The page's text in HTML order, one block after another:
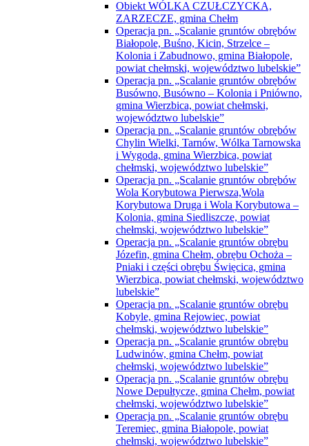
Obiekt WÓLKA CZUŁCZYCKA,
ZARZECZE, gmina Chełm
Operacja pn. „Scalanie gruntów obrębów
Białopole, Buśno, Kicin, Strzelce –
Kolonia i Zabudnowo, gmina Białopole,
powiat chełmski, województwo lubelskie”
Operacja pn. „Scalanie gruntów obrębów
Busówno, Busówno – Kolonia i Pniówno,
gmina Wierzbica, powiat chełmski,
województwo lubelskie”
Operacja pn. „Scalanie gruntów obrębów
Chylin Wielki, Tarnów, Wólka Tarnowska
i Wygoda, gmina Wierzbica, powiat
chełmski, województwo lubelskie”
Operacja pn. „Scalanie gruntów obrębów
Wola Korybutowa Pierwsza,Wola
Korybutowa Druga i Wola Korybutowa –
Kolonia, gmina Siedliszcze, powiat
chełmski, województwo lubelskie”
Operacja pn. „Scalanie gruntów obrębu
Józefin, gmina Chełm, obrębu Ochoża –
Pniaki i części obrębu Święcica, gmina
Wierzbica, powiat chełmski, województwo
lubelskie”
Operacja pn. „Scalanie gruntów obrębu
Kobyle, gmina Rejowiec, powiat
chełmski, województwo lubelskie”
Operacja pn. „Scalanie gruntów obrębu
Ludwinów, gmina Chełm, powiat
chełmski, województwo lubelskie”
Operacja pn. „Scalanie gruntów obrębu
Nowe Depułtycze, gmina Chełm, powiat
chełmski, województwo lubelskie”
Operacja pn. „Scalanie gruntów obrębu
Teremiec, gmina Białopole, powiat
chełmski, województwo lubelskie”